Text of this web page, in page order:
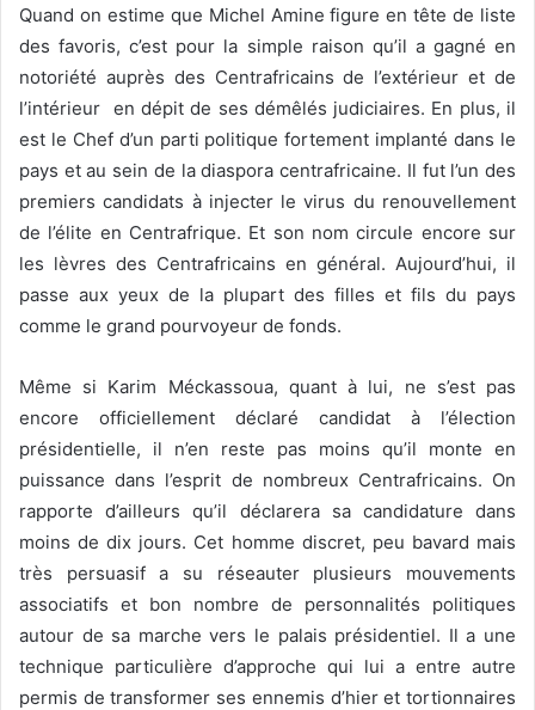
Quand on estime que Michel Amine figure en tête de liste
des favoris, c’est pour la simple raison qu’il a gagné en
notoriété auprès des Centrafricains de l’extérieur et de
l’intérieur en dépit de ses démêlés judiciaires. En plus, il
est le Chef d’un parti politique fortement implanté dans le
pays et au sein de la diaspora centrafricaine. Il fut l’un des
premiers candidats à injecter le virus du renouvellement
de l’élite en Centrafrique. Et son nom circule encore sur
les lèvres des Centrafricains en général. Aujourd’hui, il
passe aux yeux de la plupart des filles et fils du pays
comme le grand pourvoyeur de fonds.
Même si Karim Méckassoua, quant à lui, ne s’est pas
encore officiellement déclaré candidat à l’élection
présidentielle, il n’en reste pas moins qu’il monte en
puissance dans l’esprit de nombreux Centrafricains. On
rapporte d’ailleurs qu’il déclarera sa candidature dans
moins de dix jours. Cet homme discret, peu bavard mais
très persuasif a su réseauter plusieurs mouvements
associatifs et bon nombre de personnalités politiques
autour de sa marche vers le palais présidentiel. Il a une
technique particulière d’approche qui lui a entre autre
permis de transformer ses ennemis d’hier et tortionnaires